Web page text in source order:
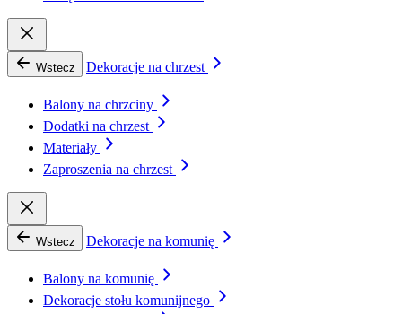
Wstecz Dekoracje na chrzest
Balony na chrzciny
Dodatki na chrzest
Materiały
Zaproszenia na chrzest
Wstecz Dekoracje na komunię
Balony na komunię
Dekoracje stołu komunijnego